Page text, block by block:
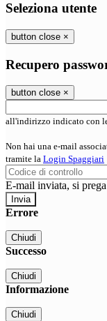
Seleziona utente
button close ×
Recupero
button close ×
all'indirizzo indicato con
Non hai una e-mail
tramite la Login Spaggiari
E-mail inviata, si
Errore
Chiudi
Successo
Chiudi
Informazione
Chiudi